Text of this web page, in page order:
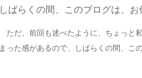
しばらくの間、このブログは、お
ただ、前回も述べたように、ちょっと
まった感があるので、しばらくの間、こ